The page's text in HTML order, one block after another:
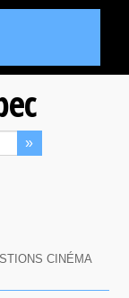
CINÉMA